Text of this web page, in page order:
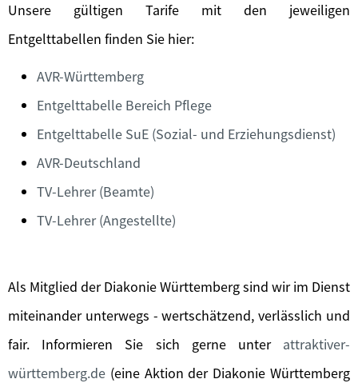
Unsere gültigen Tarife mit den jeweiligen
Entgelttabellen finden Sie hier:
AVR-Württemberg
Entgelttabelle Bereich Pflege
Entgelttabelle SuE (Sozial- und Erziehungsdienst)
AVR-Deutschland
TV-Lehrer (Beamte)
TV-Lehrer (Angestellte)
Als Mitglied der Diakonie Württemberg sind wir im Dienst
miteinander unterwegs - wertschätzend, verlässlich und
fair. Informieren Sie sich gerne unter attraktiver-
württemberg.de (eine Aktion der Diakonie Württemberg